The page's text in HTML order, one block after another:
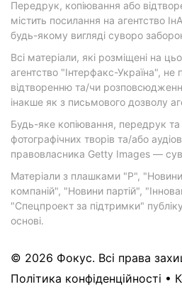
Передрук, копіювання або
містить посилання на агентство
будь-якому вигляді суворо
Всі матеріали, які розміщені на
агентство "Інтерфакс-Україна",
відтворенню та/чи
інакше як з письмового дозволу
Будь-яке копіювання, передрук та
фотографічних творів та/або
правовласника Getty Images —
Матеріали з плашками "Р",
компаній", "Новини партій",
"Спецпроект за підтримки"
основі.
© 2026 Фокус. Всі права
Політика конфіденційності •